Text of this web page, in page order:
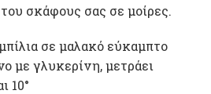
σκάφους σας σε μοίρες.
σε μαλακό εύκαμπτο
με γλυκερίνη, μετράει
10°